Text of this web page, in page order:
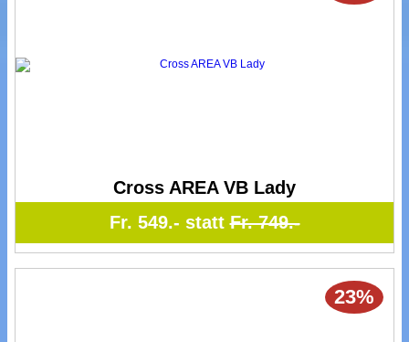
Cross AREA VB Lady
Fr. 549.- stattFr. 749.-
23%